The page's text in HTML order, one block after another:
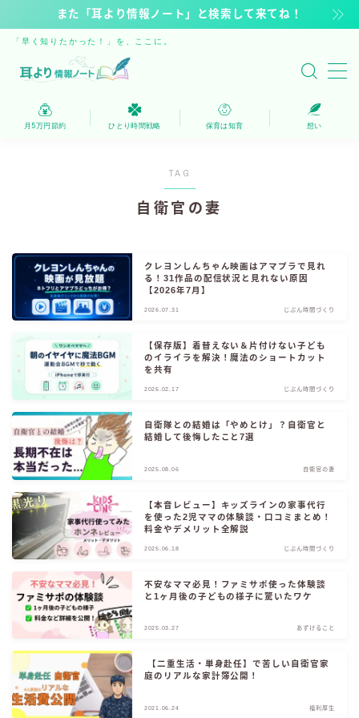
また「耳より情報ノート」と検索して来てね！
「早く知りたかった！」を、ここに。
保育は知育
運営者
人気記事・新着
お役立ちリンク集
月5万円節約 ひとり時間戦略 保育は知育 想い
TAG
自衛官の妻
クレヨンしんちゃん映画はアマプラで見れ
る！31作品の配信状況と見れない原因
【2026年7月】
2026.07.31 じぶん時間づくり
【保存版】着替えない＆片付けない子ども
のイライラを解決！魔法のショートカット
を共有
2026.02.17 じぶん時間づくり
自衛隊との結婚は「やめとけ」？自衛官と
結婚して後悔したこと7選
2025.08.06 自衛官の妻
【本音レビュー】キッズラインの家事代行
を使った2児ママの体験談・口コミまとめ！
料金やデメリット全解説
2025.06.18 じぶん時間づくり
不安なママ必見！ファミサポ使った体験談
と1ヶ月後の子どもの様子に驚いたワケ
2025.03.27 あずけること
【二重生活・単身赴任】で苦しい自衛官家
庭のリアルな家計簿公開！
2021.06.24 福利厚生